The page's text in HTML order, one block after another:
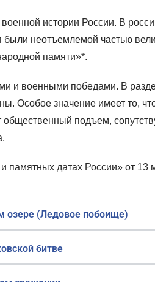
истории России. В
неотъемлемой частью
памяти»*.
и военными победами. В
Особое значение имеет то,
подъем,
памятных датах России» от 13
озере (Ледовое побоище)
битве